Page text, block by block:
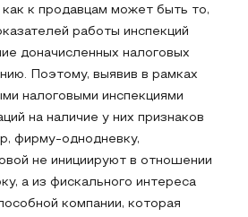
к продавцам может быть то,
работы инспекций
доначисленных налоговых
Поэтому, выявив в рамках
налоговыми инспекциями
на наличие у них признаков
фирму-однодневку,
не инициируют в отношении
а из фискального интереса
компании, которая